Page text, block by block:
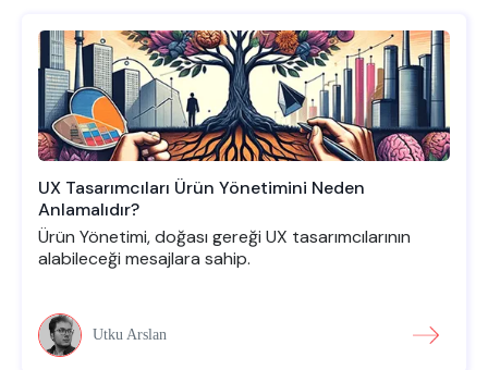
UX Tasarımcıları Ürün Yönetimini Neden
Anlamalıdır?
Ürün Yönetimi, doğası gereği UX tasarımcılarının
alabileceği mesajlara sahip.
Utku Arslan